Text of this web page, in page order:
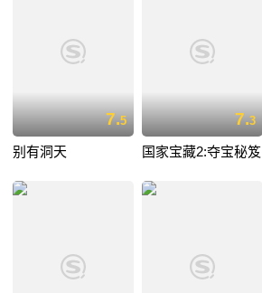
7.5
别有洞天
7.3
国家宝藏2:夺宝秘笈